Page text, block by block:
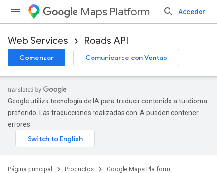
Maps Platform Acceder
Web Services Roads API
Comenzar Comunicarse con Ventas
Google utiliza tecnología de IA para traducir contenido a tu idioma
preferido. Las traducciones realizadas con IA pueden contener
errores.
Página principal Productos
Google Maps Platform